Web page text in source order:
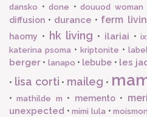
dansko • done • douuod woman
diffusion • durance • ferm
haomy • hk living • ilariai •
katerina psoma • kriptonite •
berger • lanapo • lebube • les
• lisa corti • maileg •
•mathilde m • memento•
unexpected •mimi lula •